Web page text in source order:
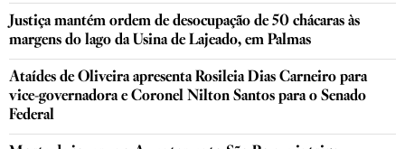
Justiça mantém ordem de desocupação de 50 chácaras às
margens do lago da Usina de Lajeado, em Palmas
Ataídes de Oliveira apresenta Rosileia Dias Carneiro para
vice-governadora e Coronel Nilton Santos para o Senado
Federal